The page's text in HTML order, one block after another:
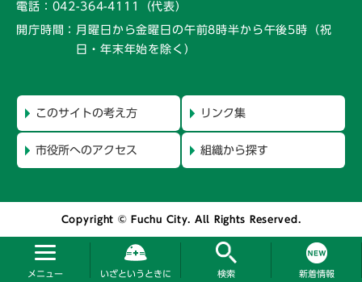
メニュー いざというときに 検索 新着情報
電話： 042-364-4111（代表）
開庁時間： 月曜日から金曜日の午前8時半から午後5時 （祝
日・年末年始を除く）
このサイトの考え方 リンク集
市役所へのアクセス 組織から探す
Copyright © Fuchu City. All Rights Reserved.